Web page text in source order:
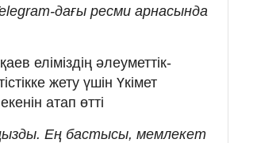
дағы ресми арнасында
еліміздің әлеуметтік-
жету үшін Үкімет
атап өтті
Ең бастысы, мемлекет